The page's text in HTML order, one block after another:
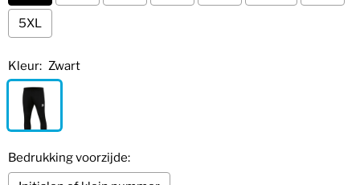
5XL
Kleur: Zwart
Bedrukking voorzijde: